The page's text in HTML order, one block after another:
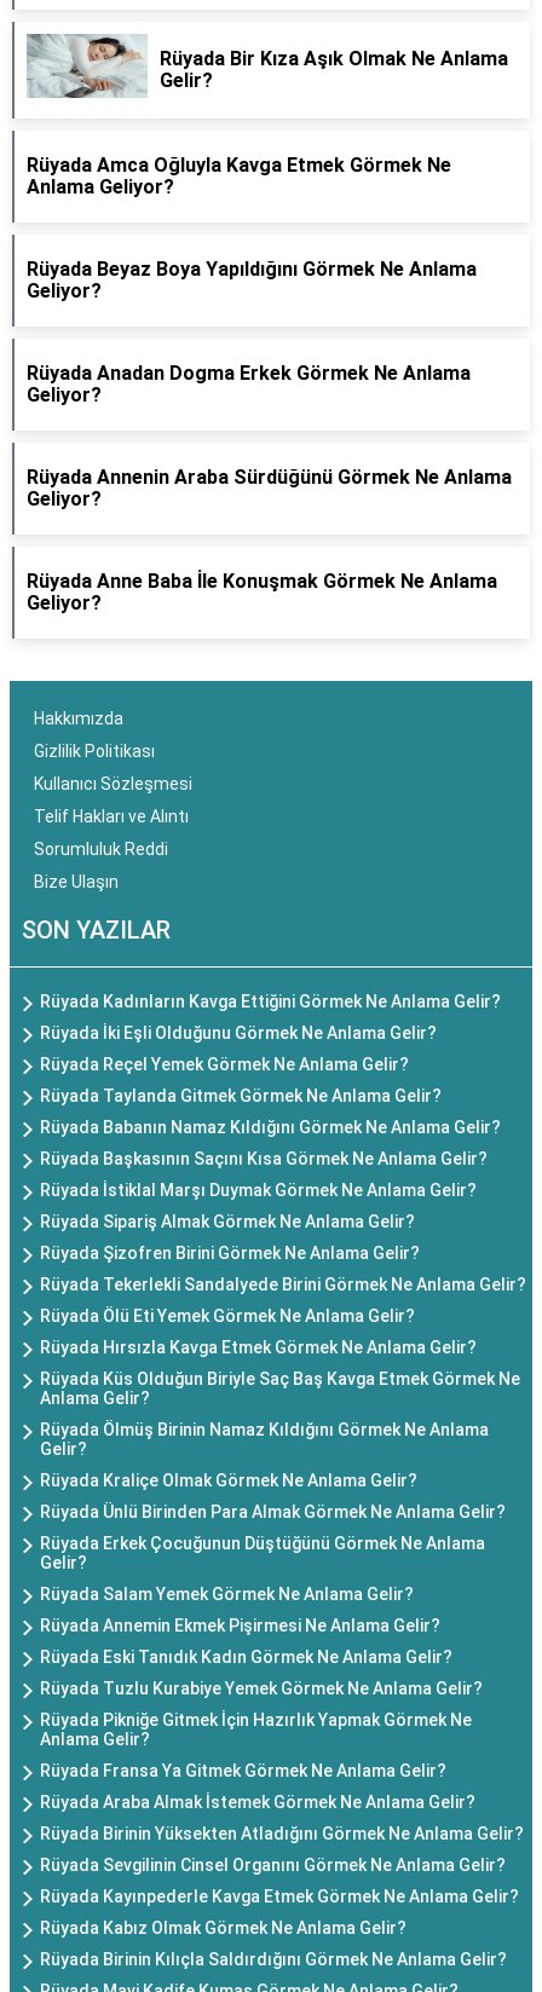
Rüyada Bir Kıza Aşık Olmak Ne Anlama
Gelir?
Rüyada Amca Oğluyla Kavga Etmek Görmek Ne
Anlama Geliyor?
Rüyada Beyaz Boya Yapıldığını Görmek Ne Anlama
Geliyor?
Rüyada Anadan Dogma Erkek Görmek Ne Anlama
Geliyor?
Rüyada Annenin Araba Sürdüğünü Görmek Ne Anlama
Geliyor?
Rüyada Anne Baba İle Konuşmak Görmek Ne Anlama
Geliyor?
Hakkımızda
Gizlilik Politikası
Kullanıcı Sözleşmesi
Telif Hakları ve Alıntı
Sorumluluk Reddi
Bize Ulaşın
SON YAZILAR
Rüyada Kadınların Kavga Ettiğini Görmek Ne Anlama Gelir?
Rüyada İki Eşli Olduğunu Görmek Ne Anlama Gelir?
Rüyada Reçel Yemek Görmek Ne Anlama Gelir?
Rüyada Taylanda Gitmek Görmek Ne Anlama Gelir?
Rüyada Babanın Namaz Kıldığını Görmek Ne Anlama Gelir?
Rüyada Başkasının Saçını Kısa Görmek Ne Anlama Gelir?
Rüyada İstiklal Marşı Duymak Görmek Ne Anlama Gelir?
Rüyada Sipariş Almak Görmek Ne Anlama Gelir?
Rüyada Şizofren Birini Görmek Ne Anlama Gelir?
Rüyada Tekerlekli Sandalyede Birini Görmek Ne Anlama Gelir?
Rüyada Ölü Eti Yemek Görmek Ne Anlama Gelir?
Rüyada Hırsızla Kavga Etmek Görmek Ne Anlama Gelir?
Rüyada Küs Olduğun Biriyle Saç Baş Kavga Etmek Görmek Ne
Anlama Gelir?
Rüyada Ölmüş Birinin Namaz Kıldığını Görmek Ne Anlama
Gelir?
Rüyada Kraliçe Olmak Görmek Ne Anlama Gelir?
Rüyada Ünlü Birinden Para Almak Görmek Ne Anlama Gelir?
Rüyada Erkek Çocuğunun Düştüğünü Görmek Ne Anlama
Gelir?
Rüyada Salam Yemek Görmek Ne Anlama Gelir?
Rüyada Annemin Ekmek Pişirmesi Ne Anlama Gelir?
Rüyada Eski Tanıdık Kadın Görmek Ne Anlama Gelir?
Rüyada Tuzlu Kurabiye Yemek Görmek Ne Anlama Gelir?
Rüyada Pikniğe Gitmek İçin Hazırlık Yapmak Görmek Ne
Anlama Gelir?
Rüyada Fransa Ya Gitmek Görmek Ne Anlama Gelir?
Rüyada Araba Almak İstemek Görmek Ne Anlama Gelir?
Rüyada Birinin Yüksekten Atladığını Görmek Ne Anlama Gelir?
Rüyada Sevgilinin Cinsel Organını Görmek Ne Anlama Gelir?
Rüyada Kayınpederle Kavga Etmek Görmek Ne Anlama Gelir?
Rüyada Kabız Olmak Görmek Ne Anlama Gelir?
Rüyada Birinin Kılıçla Saldırdığını Görmek Ne Anlama Gelir?